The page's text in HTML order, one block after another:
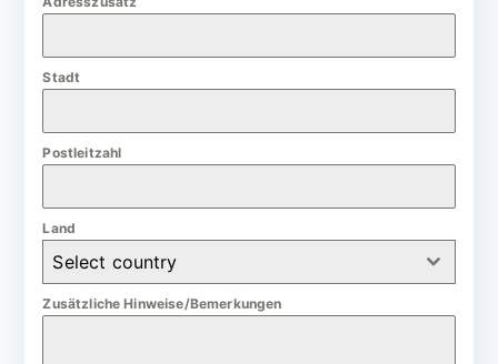
a
y
Stadt
Postleitzahl
Land
Select country
Zusätzliche Hinweise/Bemerkungen